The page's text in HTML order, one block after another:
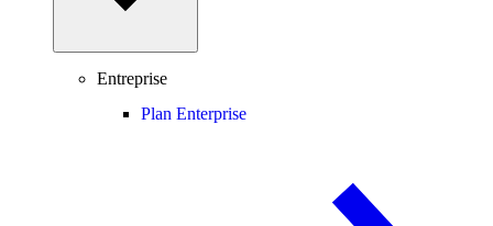
Entreprise
Plan Enterprise